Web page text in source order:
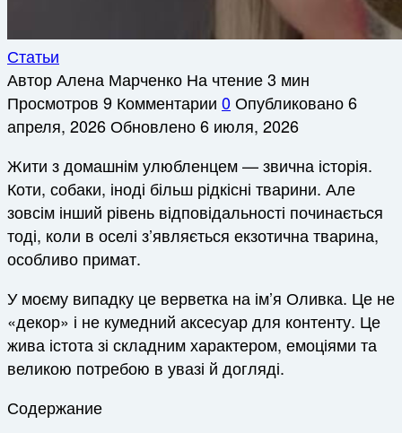
Статьи
АвторАлена Марченко На чтение3 мин
Просмотров 9 Комментарии 0Опубликовано6
апреля, 2026Обновлено6 июля, 2026
Жити з домашнім улюбленцем — звична історія.
Коти, собаки, іноді більш рідкісні тварини. Але
зовсім інший рівень відповідальності починається
тоді, коли в оселі з’являється екзотична тварина,
особливо примат.
У моєму випадку це верветка на ім’я Оливка. Це не
«декор» і не кумедний аксесуар для контенту. Це
жива істота зі складним характером, емоціями та
великою потребою в увазі й догляді.
Содержание